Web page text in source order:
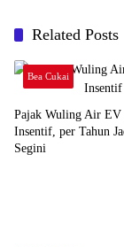
Related Posts
Bea Cukai
Pajak Wuling Air EV
Insentif, per Tahun
Segini